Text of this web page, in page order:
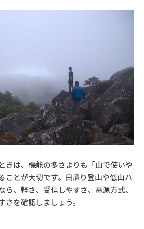
きは、機能の多さよりも「山で使いや
ことが大切です。日帰り登山や低山ハ
ら、軽さ、受信しやすさ、電源方式、
さを確認しましょう。